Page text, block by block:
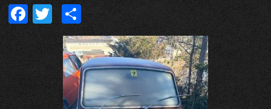
Facebook
Twitter
共
有